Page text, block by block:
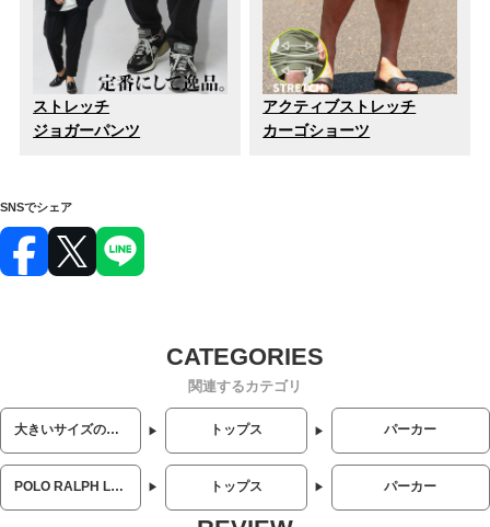
ストレッチ
ジョガーパンツ
アクティブストレッチ
カーゴショーツ
SNSでシェア
関連するカテゴリ
大きいサイズのメンズ服 トップス パーカー
POLO RALPH LAUREN (ポロラルフローレン) トップス パーカー